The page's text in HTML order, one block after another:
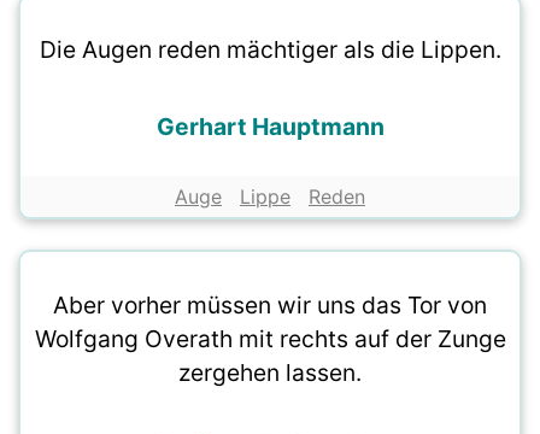
Die Augen reden mächtiger als die Lippen.
Gerhart Hauptmann
Auge Lippe Reden
Aber vorher müssen wir uns das Tor von
Wolfgang Overath mit rechts auf der Zunge
zergehen lassen.